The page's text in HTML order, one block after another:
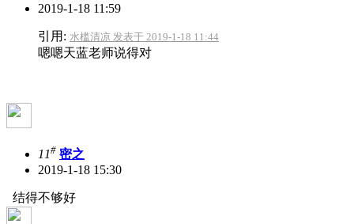
2019-1-18 11:59
引用: 水槛清凉 发表于 2019-1-18 11:44
嗯嗯天蓝老师说得对
11# 密之
2019-1-18 15:30
结得不够好